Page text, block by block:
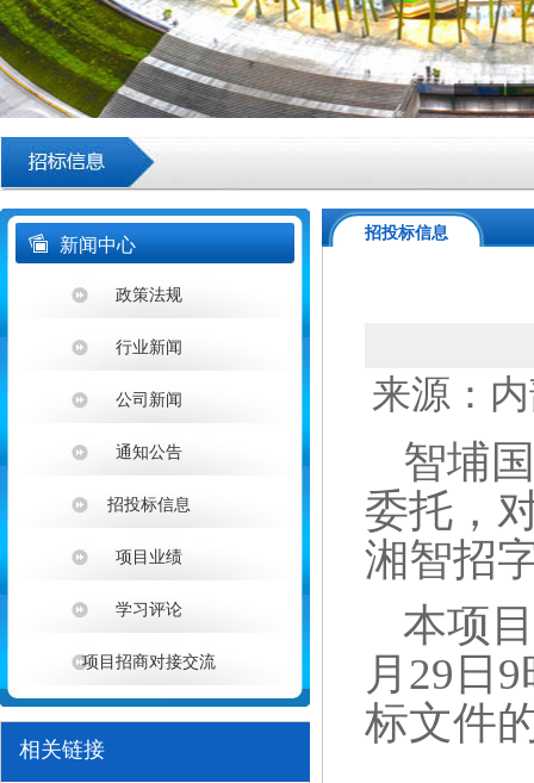
1 2
新闻中心
政策法规
行业新闻
公司新闻
通知公告
招投标信息
项目业绩
学习评论
项目招商对接交流
相关链接
招投标信息
来源：
智埔
委托，
湘智招
本项
月 29 日 9
标文件